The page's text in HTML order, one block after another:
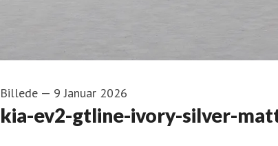
Billede — 9 Januar 2026
kia-ev2-gtline-ivory-silver-